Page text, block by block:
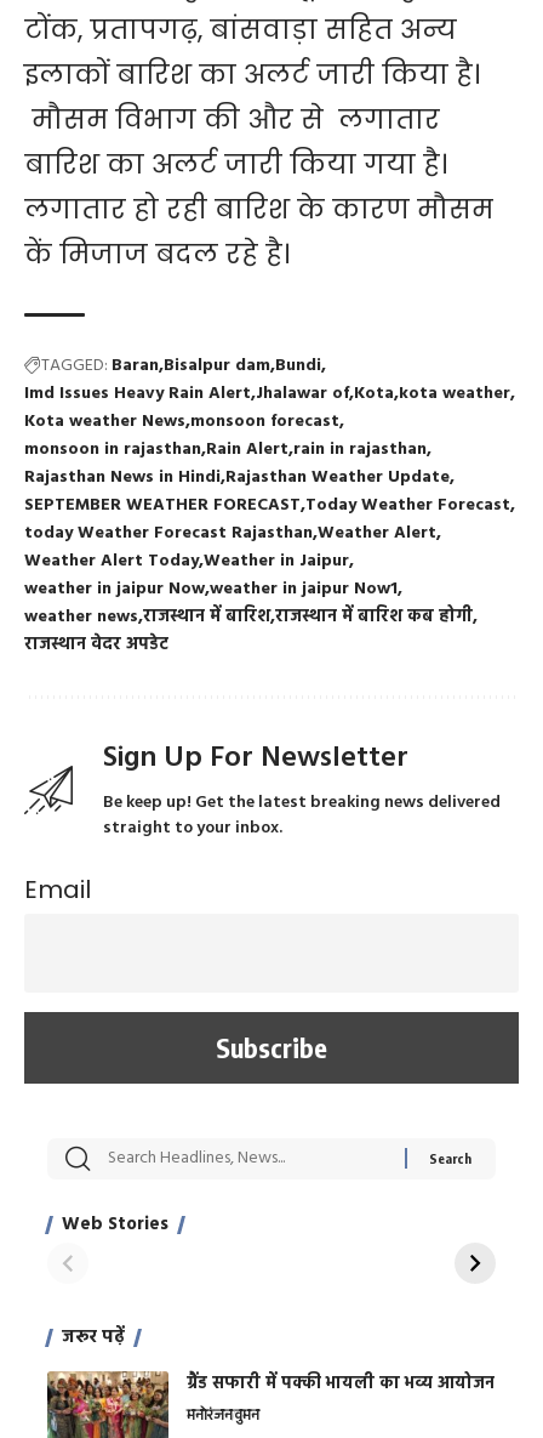
टोंक, प्रतापगढ़, बांसवाड़ा सहित अन्य
इलाकों बारिश का अलर्ट जारी किया है।
मौसम विभाग की और से लगातार
बारिश का अलर्ट जारी किया गया है।
लगातार हो रही बारिश के कारण मौसम
कें मिजाज बदल रहे है।
TAGGED: Baran Bisalpur dam Bundi
Imd Issues Heavy Rain Alert Jhalawar of Kota kota weather
Kota weather News monsoon forecast
monsoon in rajasthan Rain Alert rain in rajasthan
Rajasthan News in Hindi Rajasthan Weather Update
SEPTEMBER WEATHER FORECAST Today Weather Forecast
today Weather Forecast RajasthanWeather Alert
Weather Alert TodayWeather in Jaipur
weather in jaipur Nowweather in jaipur Now1
weather news राजस्थान में बारिशराजस्थान में बारिश कब होगी
राजस्थान वेदर अपडेट
Sign Up For Newsletter
Be keep up! Get the latest breaking news delivered
straight to your inbox.
Email
Web Stories
सट्टेबाजी में अरेस्ट हुए
साहिल खान
रोज एक कच्चे लहसुन
जरूर पढ़ें
ग्रैंड सफारी में पक्की भायली का भव्य आयोजन
मनोरंजनवुमन